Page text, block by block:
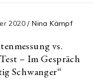
2020/ Nina Kämpf
vs.
– Im Gespräch
Schwanger“